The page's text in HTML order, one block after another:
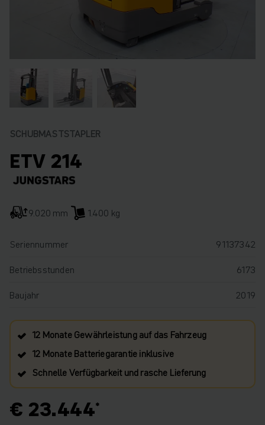
SCHUBMASTSTAPLER
ETV 214
9.020 mm 1.400 kg
Seriennummer
91137342
Betriebsstunden
6173
Baujahr
2019
12 Monate Gewährleistung auf das Fahrzeug
12 Monate Batteriegarantie inklusive
Schnelle Verfügbarkeit und rasche Lieferung
€ 23.444